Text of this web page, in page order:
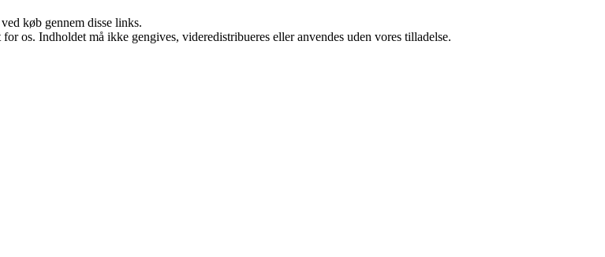
køb gennem disse links.
os. Indholdet må ikke gengives, videredistribueres eller anvendes uden vores tilladelse.